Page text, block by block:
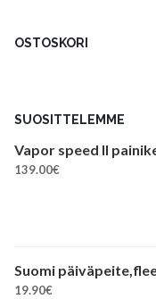
OSTOSKORI
SUOSITTELEMME
Vapor speed II
139.00€
Suomi
19.90€